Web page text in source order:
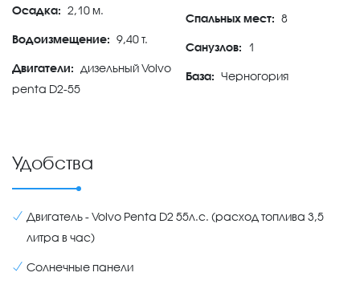
Осадка: 2,10 м.
Водоизмещение: 9,40 т.
Двигатели: дизельный Volvo
penta D2-55
Спальных мест: 8
Санузлов: 1
База: Черногория
Удобства
Двигатель - Volvo Penta D2 55л.с. (расход топлива 3,5
литра в час)
Cолнечные панели